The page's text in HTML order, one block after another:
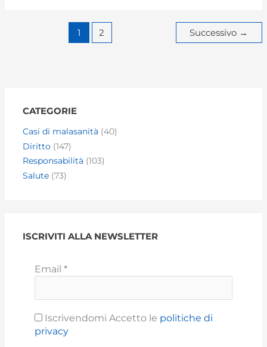
monitoraggio
protocollo
1 2 Successivo →
CATEGORIE
Casi di malasanità (40)
Diritto (147)
Responsabilità (103)
Salute (73)
ISCRIVITI ALLA NEWSLETTER
Email*
Iscrivendomi Accetto le politiche di
privacy